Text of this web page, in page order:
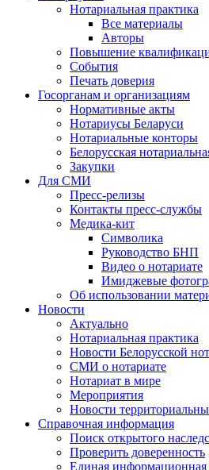
Нотариальная практика
Все материалы
Авторы
Повышение
События
Печать доверия
Госорганам и организациям
Нормативные акты
Нотариусы Беларуси
Нотариальные конторы
Белорусская
Закупки
Для СМИ
Пресс-релизы
Контакты пресс-службы
Медика-кит
Символика
Руководство БНП
Видео о нотариате
Имиджевые
Об использовании
Новости
Актуально
Нотариальная практика
Новости Белорусской
СМИ о нотариате
Нотариат в мире
Мероприятия
Новости
Справочная информация
Поиск открытого
Проверить доверенность
Единая